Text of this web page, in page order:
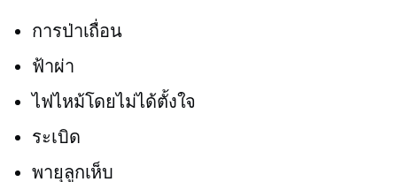
การป่าเถื่อน
ฟ้าผ่า
ไฟไหม้โดยไม่ได้ตั้งใจ
ระเบิด
พายุลูกเห็บ